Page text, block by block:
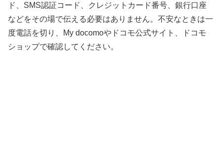
ド、SMS認証コード、クレジットカード番号、銀行口座
などをその場で伝える必要はありません。不安なときは一
度電話を切り、My docomoやドコモ公式サイト、ドコモ
ショップで確認してください。